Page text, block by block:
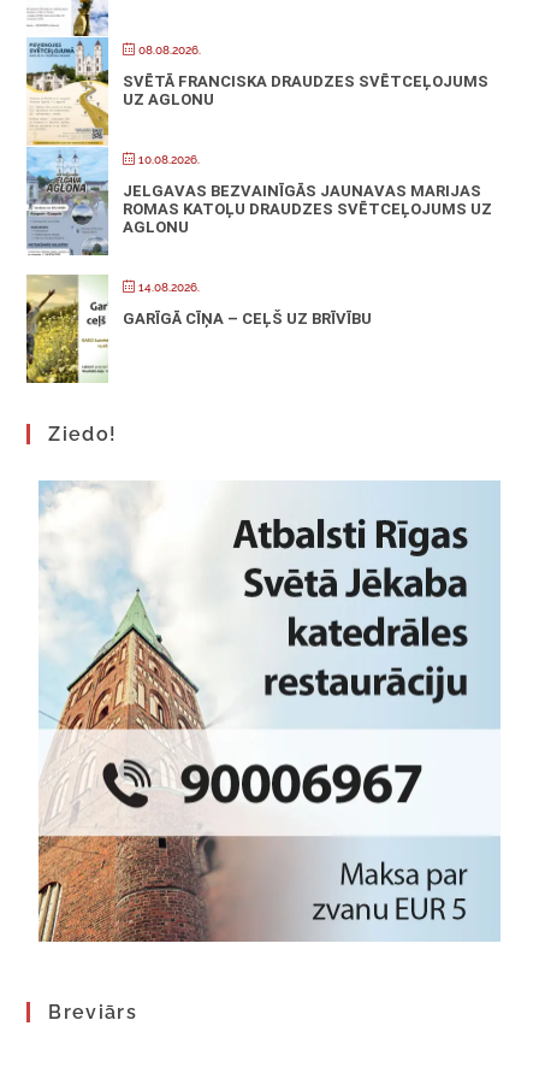
08.08.2026.
SVĒTĀ FRANCISKA DRAUDZES SVĒTCEĻOJUMS
UZ AGLONU
10.08.2026.
JELGAVAS BEZVAINĪGĀS JAUNAVAS MARIJAS
ROMAS KATOĻU DRAUDZES SVĒTCEĻOJUMS UZ
AGLONU
14.08.2026.
GARĪGĀ CĪŅA – CEĻŠ UZ BRĪVĪBU
Ziedo!
Breviārs